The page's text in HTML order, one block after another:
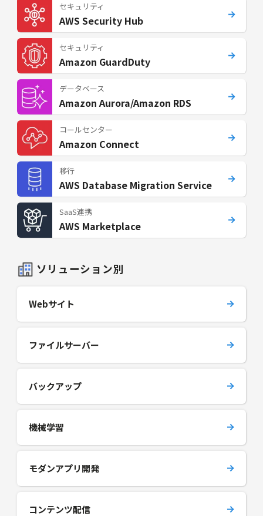
セキュリティ
AWS Security Hub
セキュリティ
Amazon GuardDuty
データベース
Amazon Aurora/Amazon RDS
コールセンター
Amazon Connect
移行
AWS Database Migration Service
SaaS連携
AWS Marketplace
ソリューション別
Webサイト
ファイルサーバー
バックアップ
機械学習
モダンアプリ開発
コンテンツ配信